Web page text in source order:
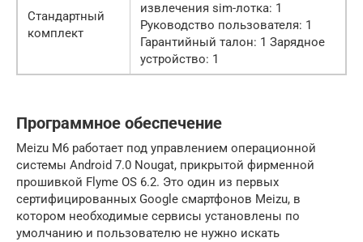
Стандартный
комплект
извлечения sim-лотка: 1
Руководство пользователя: 1
Гарантийный талон: 1 Зарядное
устройство: 1
Программное обеспечение
Meizu M6 работает под управлением операционной
системы Android 7.0 Nougat, прикрытой фирменной
прошивкой Flyme OS 6.2. Это один из первых
сертифицированных Google смартфонов Meizu, в
котором необходимые сервисы установлены по
умолчанию и пользователю не нужно искать